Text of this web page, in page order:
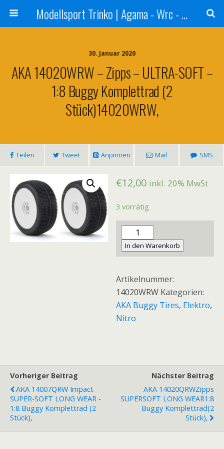
Modellsport Trinko | Agama - Wrc - Reds - Sweep - Xceed - Serpent - Ufra Tyres - Matrix Racing Tyres
30. Januar 2020
AKA 14020WRW – Zipps – ULTRA-SOFT –
1:8 Buggy Komplettrad (2
Stück)14020WRW,
Teilen Tweet Anpinnen Mail SMS
€12,00 inkl. 20% MwSt
3 vorrätig
14020WRW
-
-
ULTRA-
SOFT
-
Stück)14020WRW,
Menge
In den Warenkorb
Artikelnummer:
14020WRW Kategorien:
AKA Buggy Tires, Elektro,
Nitro
Vorheriger Beitrag
AKA 14007QRW Impact
SUPER-SOFT LONG WEAR -
1:8 Buggy Komplettrad (2
Stück),
Nächster Beitrag
AKA 14020QRWZipps
SUPERSOFT LONG WEAR1:8
Buggy Komplettrad(2
Stück),